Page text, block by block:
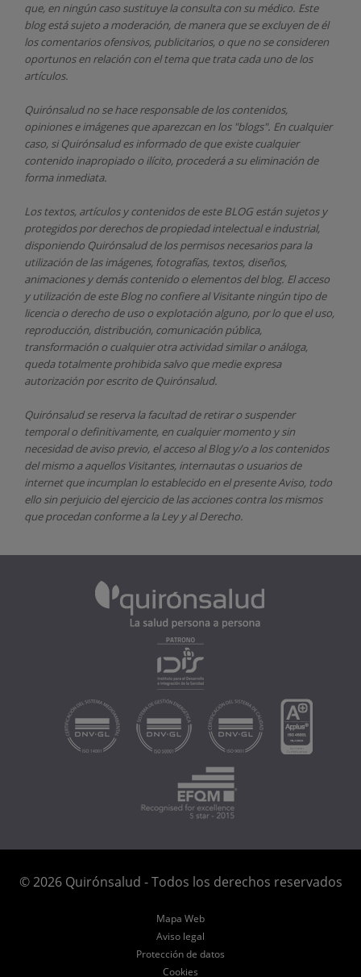
que, en ningún caso sustituye la consulta con su médico. Este
blog está sujeto a moderación, de manera que se excluyen de él
los comentarios ofensivos, publicitarios, o que no se consideren
oportunos en relación con el tema que trata cada uno de los
artículos.
Quirónsaludno se hace responsable de los contenidos,
opiniones e imágenes que aparezcan en los "blogs". En cualquier
caso, si Quirónsaludes informado de que existe cualquier
contenido inapropiado o ilícito, procederá a su eliminación de
forma inmediata.
Los textos, artículos y contenidos de este BLOG están sujetos y
protegidos por derechos de propiedad intelectual e industrial,
disponiendo Quirónsaludde los permisos necesarios para la
utilización de las imágenes, fotografías, textos, diseños,
animaciones y demás contenido o elementos del blog. El acceso
y utilización de este Blog no confiere al Visitante ningún tipo de
licencia o derecho de uso o explotación alguno, por lo que el uso,
reproducción, distribución, comunicación pública,
transformación o cualquier otra actividad similar o análoga,
queda totalmente prohibida salvo que medie expresa
autorización por escrito de Quirónsalud.
Quirónsaludse reserva la facultad de retirar o suspender
temporal o definitivamente, en cualquier momento y sin
necesidad de aviso previo, el acceso al Blog y/o a los contenidos
del mismo a aquellos Visitantes, internautas o usuarios de
internet que incumplan lo establecido en el presente Aviso, todo
ello sin perjuicio del ejercicio de las acciones contra los mismos
que procedan conforme a la Ley y al Derecho.
© 2026 Quirónsalud - Todos los derechos reservados
Mapa Web
Aviso legal
Protección de datos
Cookies